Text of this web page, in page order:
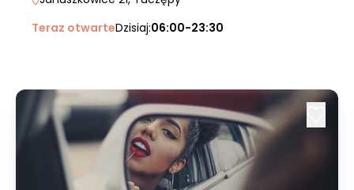
Teraz otwarteDzisiaj:06:00-23:30